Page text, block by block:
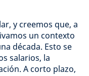
y creemos que, a
un contexto
década. Esto se
salarios, la
A corto plazo,